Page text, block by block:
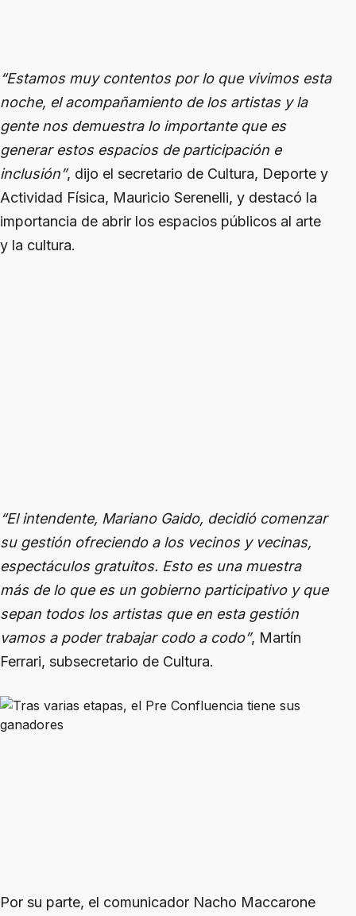
“Estamos muy contentos por lo que vivimos esta
noche, el acompañamiento de los artistas y la
gente nos demuestra lo importante que es
generar estos espacios de participación e
inclusión”, dijo el secretario de Cultura, Deporte y
Actividad Física, Mauricio Serenelli, y destacó la
importancia de abrir los espacios públicos al arte
y la cultura.
“El intendente, Mariano Gaido, decidió comenzar
su gestión ofreciendo a los vecinos y vecinas,
espectáculos gratuitos. Esto es una muestra
más de lo que es un gobierno participativo y que
sepan todos los artistas que en esta gestión
vamos a poder trabajar codo a codo”, Martín
Ferrari, subsecretario de Cultura.
Por su parte, el comunicador Nacho Maccarone